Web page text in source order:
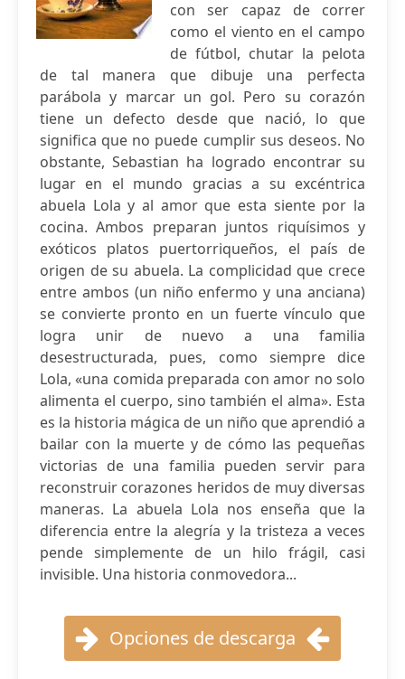
con ser capaz de correr
como el viento en el campo
de fútbol, chutar la pelota
de tal manera que dibuje una perfecta
parábola y marcar un gol. Pero su corazón
tiene un defecto desde que nació, lo que
significa que no puede cumplir sus deseos. No
obstante, Sebastian ha logrado encontrar su
lugar en el mundo gracias a su excéntrica
abuela Lola y al amor que esta siente por la
cocina. Ambos preparan juntos riquísimos y
exóticos platos puertorriqueños, el país de
origen de su abuela. La complicidad que crece
entre ambos (un niño enfermo y una anciana)
se convierte pronto en un fuerte vínculo que
logra unir de nuevo a una familia
desestructurada, pues, como siempre dice
Lola, «una comida preparada con amor no solo
alimenta el cuerpo, sino también el alma». Esta
es la historia mágica de un niño que aprendió a
bailar con la muerte y de cómo las pequeñas
victorias de una familia pueden servir para
reconstruir corazones heridos de muy diversas
maneras. La abuela Lola nos enseña que la
diferencia entre la alegría y la tristeza a veces
pende simplemente de un hilo frágil, casi
invisible. Una historia conmovedora...
Opciones de descarga